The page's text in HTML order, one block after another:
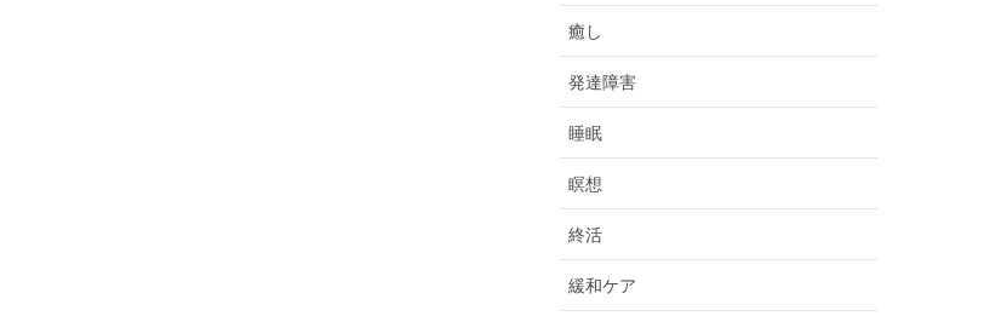
癒し
発達障害
睡眠
瞑想
終活
緩和ケア